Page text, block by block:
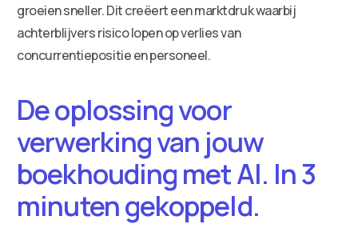
groeien sneller. Dit creëert een marktdruk waarbij
achterblijvers risico lopen op verlies van
concurrentiepositie en personeel.
De oplossing voor
verwerking van jouw
boekhouding met AI. In 3
minuten gekoppeld.